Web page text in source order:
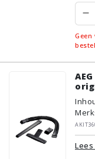
Lees